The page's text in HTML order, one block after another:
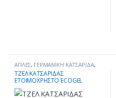
ΑΠΛΕΣ, ΓΕΡΜΑΝΙΚΗ ΚΑΤΣΑΡΙΔΑ,
ΕΝΤΟΜΟΚΤΟΝΑ ΣΕ ΜΟΡΦΗ ΤΖΕΛ
ΚΑΤΑΠΟΛΕΜΗΣΗ ΕΝΤΟΜΩΝ
ΚΑΤΣΑΡΙΔΕΣ,ΣΥΣΚΕΥΕΣ
ΠΑΓΙΔΕΥΣΗΣ & ΕΞΟΝΤΩΣΗΣ
ΤΖΕΛ ΚΑΤΣΑΡΙΔΑΣ
ΕΤΟΙΜΟΧΡΗΣΤΟ ECOGEL
ROACHES IGR 3X25 GR